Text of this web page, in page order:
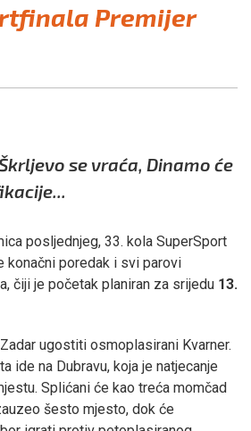
Premijer
se vraća, Dinamo će
posljednjeg, 33. kola SuperSport
konačni poredak i svi parovi
čiji je početak planiran za srijedu 13.
ugostiti osmoplasirani Kvarner.
ide na Dubravu, koja je natjecanje
Splićani će kao treća momčad
šesto mjesto, dok će